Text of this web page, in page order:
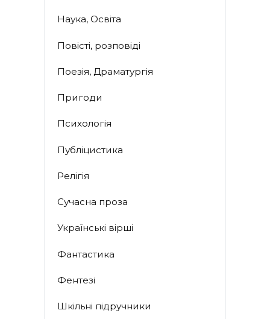
Наука, Освіта
Повісті, розповіді
Поезія, Драматургія
Пригоди
Психологія
Публіцистика
Релігія
Сучасна проза
Українські вірші
Фантастика
Фентезі
Шкільні підручники